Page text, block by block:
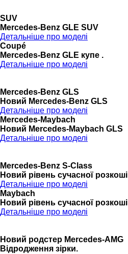
SUV
Mercedes-Benz GLE SUV
Детальніше про моделі
Coupé
Mercedes-Benz GLE купе .
Детальніше про моделі
Mercedes-Benz GLS
Новий Mercedes-Benz GLS
Детальніше про моделі
Mercedes-Maybach
Новий Mercedes-Maybach GLS
Детальніше про моделі
Mercedes-Benz S-Class
Новий рівень сучасної розкоші
Детальніше про моделі
Maybach
Новий рівень сучасної розкоші
Детальніше про моделі
Новий родстер Mercedes-AMG
Відродження зірки.